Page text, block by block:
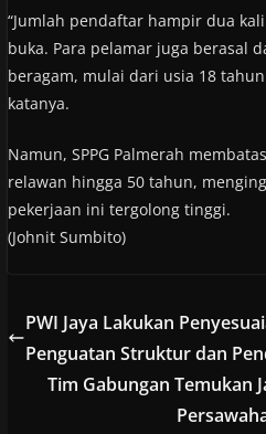
“Jumlah pendaftar hampir dua
buka. Para pelamar juga berasal
beragam, mulai dari usia 18
katanya.
Namun, SPPG Palmerah
relawan hingga 50 tahun,
pekerjaan ini tergolong tinggi.
(Johnit Sumbito)
PWI Jaya Lakukan
Penguatan Struktur dan
Tim Gabungan Temukan